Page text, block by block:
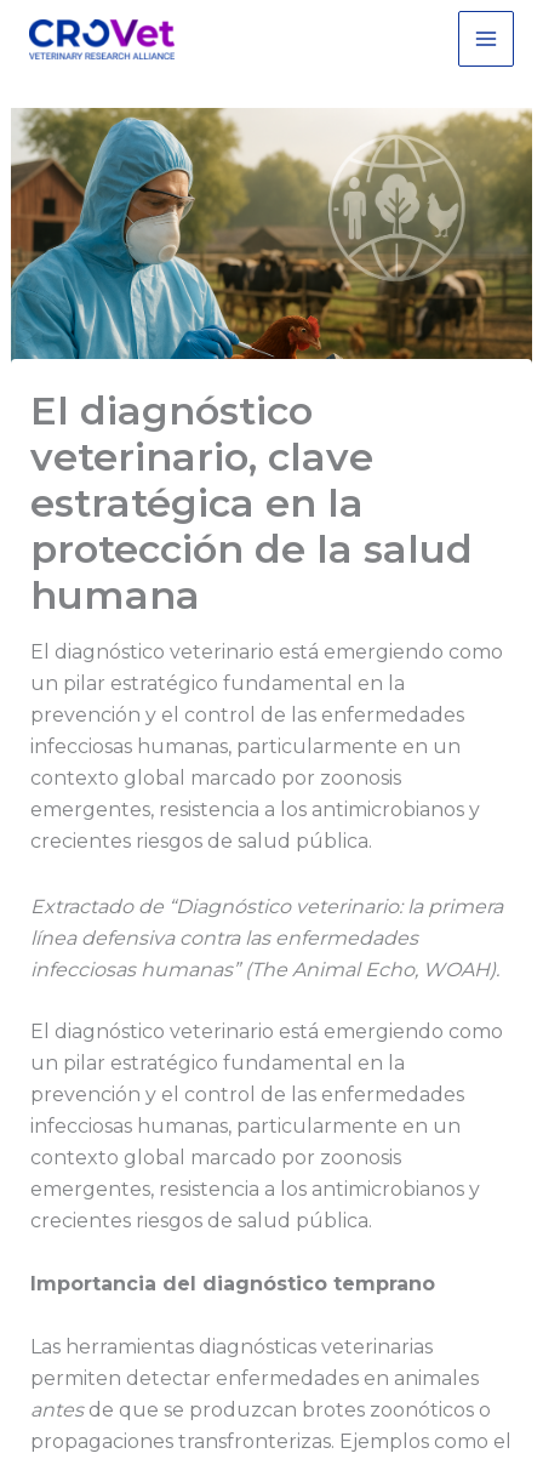
Main
El diagnóstico
veterinario, clave
estratégica en la
protección de la salud
humana
El diagnóstico veterinario está emergiendo como
un pilar estratégico fundamental en la
prevención y el control de las enfermedades
infecciosas humanas, particularmente en un
contexto global marcado por zoonosis
emergentes, resistencia a los antimicrobianos y
crecientes riesgos de salud pública.
Extractado de “Diagnóstico veterinario: la primera
línea defensiva contra las enfermedades
infecciosas humanas” (The Animal Echo, WOAH).
El diagnóstico veterinario está emergiendo como
un pilar estratégico fundamental en la
prevención y el control de las enfermedades
infecciosas humanas, particularmente en un
contexto global marcado por zoonosis
emergentes, resistencia a los antimicrobianos y
crecientes riesgos de salud pública.
Importancia del diagnóstico temprano
Las herramientas diagnósticas veterinarias
permiten detectar enfermedades en animales
antesde que se produzcan brotes zoonóticos o
propagaciones transfronterizas. Ejemplos como el